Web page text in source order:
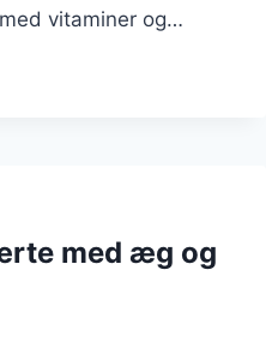
vitaminer og…
med æg og